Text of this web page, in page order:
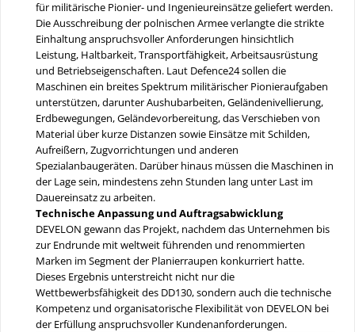
für militärische Pionier- und Ingenieureinsätze geliefert werden.
Die Ausschreibung der polnischen Armee verlangte die strikte
Einhaltung anspruchsvoller Anforderungen hinsichtlich
Leistung, Haltbarkeit, Transportfähigkeit, Arbeitsausrüstung
und Betriebseigenschaften. Laut Defence24 sollen die
Maschinen ein breites Spektrum militärischer Pionieraufgaben
unterstützen, darunter Aushubarbeiten, Geländenivellierung,
Erdbewegungen, Geländevorbereitung, das Verschieben von
Material über kurze Distanzen sowie Einsätze mit Schilden,
Aufreißern, Zugvorrichtungen und anderen
Spezialanbaugeräten. Darüber hinaus müssen die Maschinen in
der Lage sein, mindestens zehn Stunden lang unter Last im
Dauereinsatz zu arbeiten.
Technische Anpassung und Auftragsabwicklung
DEVELON gewann das Projekt, nachdem das Unternehmen bis
zur Endrunde mit weltweit führenden und renommierten
Marken im Segment der Planierraupen konkurriert hatte.
Dieses Ergebnis unterstreicht nicht nur die
Wettbewerbsfähigkeit des DD130, sondern auch die technische
Kompetenz und organisatorische Flexibilität von DEVELON bei
der Erfüllung anspruchsvoller Kundenanforderungen.